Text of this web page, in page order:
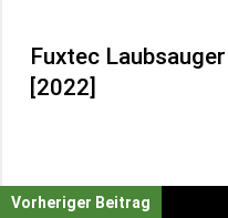
Fuxtec
[2022]
Vorheriger Beitrag